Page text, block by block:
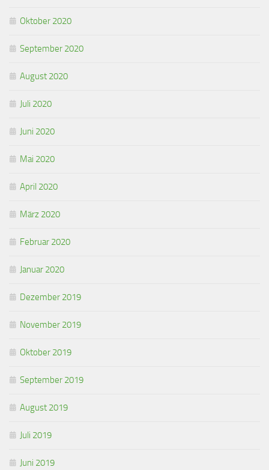
Oktober 2020
September 2020
August 2020
Juli 2020
Juni 2020
Mai 2020
April 2020
März 2020
Februar 2020
Januar 2020
Dezember 2019
November 2019
Oktober 2019
September 2019
August 2019
Juli 2019
Juni 2019